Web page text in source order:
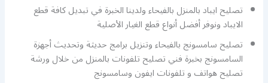
تصليح ايباد بالمنزل بالفيحاء ولدينا الخبرة في تبديل كافة قطع
الايباد ونوفر أفضل أنواع قطع الغيار الأصلية
تصليح سامسونج بالفيحاء وتنزيل برامج حديثة وتحديث أجهزة
السامسونج بخبرة فني تصليح تلفونات بالمنزل من خلال ورشة
تصليح هواتف و تلفونات ايفون وسامسونج